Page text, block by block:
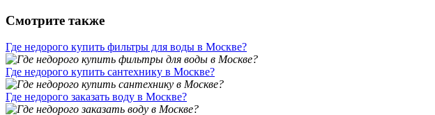
Смотрите также
Где недорого купить фильтры для воды в Москве?
Где недорого купить сантехнику в Москве?
Где недорого заказать воду в Москве?